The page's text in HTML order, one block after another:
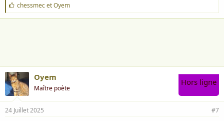
J
'
a
chessmecetOyem
Oyem
Maître poète
Hors ligne
24 Juillet 2025 #7